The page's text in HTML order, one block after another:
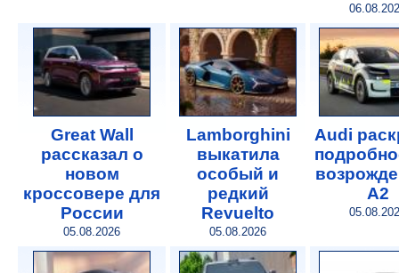
Great Wall
рассказал о
новом
кроссовере для
России
05.08.2026
Lamborghini
выкатила
особый и
редкий
Revuelto
05.08.2026
Audi
A2